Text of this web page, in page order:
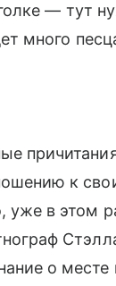
— тут
много
к
уже в этом
о